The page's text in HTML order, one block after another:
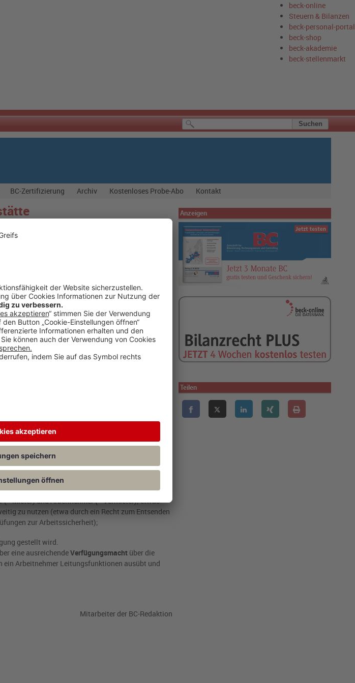
beck-online
Steuern & Bilanzen
beck-personal-portal
beck-shop
beck-akademie
beck-stellenmarkt
BC-Zertifizierung Archiv Kostenloses Probe-Abo Kontakt
lohnsteuerlichen Folgerungen ein:
verpflichtet,wenn er in Deutschland eine
das Besteuerungsrecht, wenn der
Betriebsausgaben den Gewinn dieser
es in diesem Fallnichtan.
Tätigkeiteines Arbeitnehmers in dessenhäuslichem
nach deutscher Auffassung auch
Mieter) und Arbeitnehmer (= Vermieter); etwas
zu nutzen (etwa durch ein Recht zum Entsenden
zur Arbeitssicherheit);
gestellt wird.
eine ausreichendeVerfügungsmacht über die
ein Arbeitnehmer Leitungsfunktionen ausübt und
Mitarbeiter der BC-Redaktion
Anzeigen
Teilen